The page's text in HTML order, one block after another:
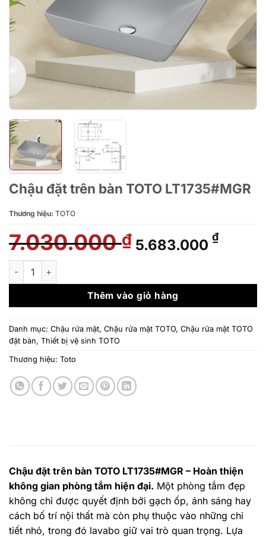
Chậu đặt trên bàn TOTO LT1735#MGR
Thương hiệu: TOTO
7.030.000₫ Giá
gốc
7.030.000 ₫.
5.683.000 ₫Giá
là:
Chậu đặt trên bàn TOTO LT1735#MGR số lượng
Thêm vào giỏ hàng
Danh mục: Chậu rửa mặt, Chậu rửa mặt TOTO, Chậu rửa mặt TOTO
đặt bàn, Thiết bị vệ sinh TOTO
Thương hiệu: Toto
Chậu đặt trên bàn TOTO LT1735#MGR – Hoàn thiện
không gian phòng tắm hiện đại. Một phòng tắm đẹp
không chỉ được quyết định bởi gạch ốp, ánh sáng hay
cách bố trí nội thất mà còn phụ thuộc vào những chi
tiết nhỏ, trong đó lavabo giữ vai trò quan trọng. Lựa